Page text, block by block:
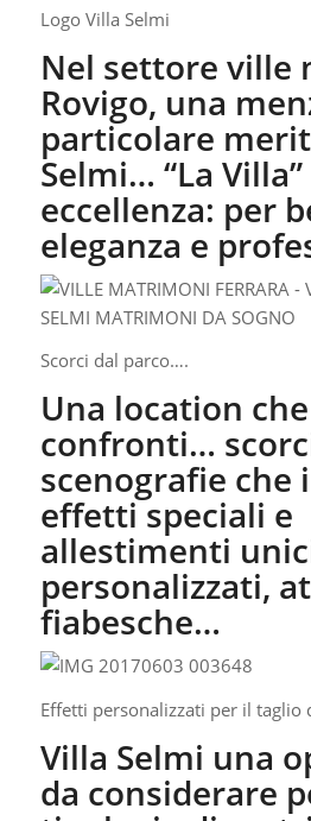
Logo Villa Selmi
Nel settore ville
Rovigo, una
particolare
Selmi… “La
eccellenza: per
eleganza e
Scorci dal parco….
Una location
confronti…
scenografie che
effetti speciali e
allestimenti
personalizzati,
fiabesche…
Effetti personalizzati per il taglio
Villa Selmi una
da considerare